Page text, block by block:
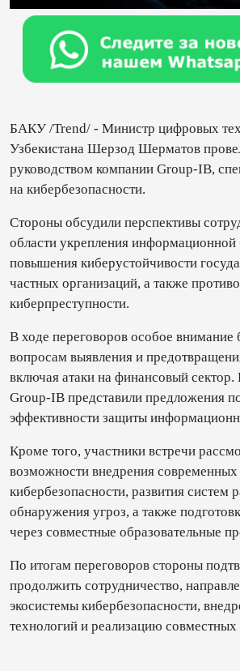
БАКУ /Trend/ - Министр цифровых
Узбекистана Шерзод Шерматов
руководством компании Group-IB,
на кибербезопасности.
Стороны обсудили перспективы
области укрепления информационной
повышения киберустойчивости
частных организаций, а также
киберпреступности.
В ходе переговоров особое внимание
вопросам выявления и
включая атаки на финансовый сектор.
Group-IB представили предложения
эффективности защиты
Кроме того, участники встречи
возможности внедрения
кибербезопасности, развития систем
обнаружения угроз, а также
через совместные образовательные
По итогам переговоров стороны
продолжить сотрудничество,
экосистемы кибербезопасности,
технологий и реализацию совместных